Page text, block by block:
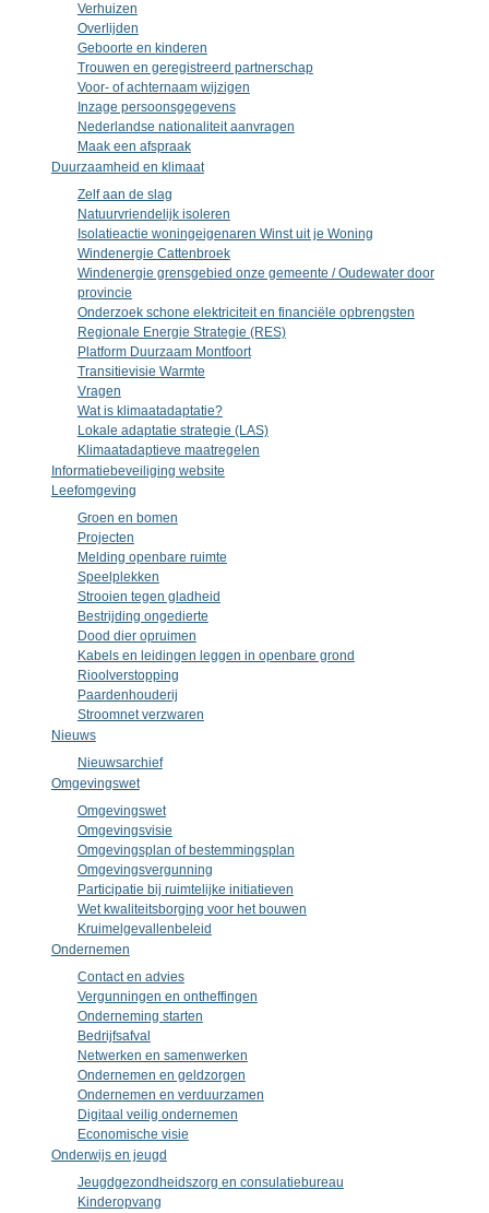
Verhuizen
Overlijden
Geboorte en kinderen
Trouwen en geregistreerd partnerschap
Voor- of achternaam wijzigen
Inzage persoonsgegevens
Nederlandse nationaliteit aanvragen
Maak een afspraak
Duurzaamheid en klimaat
Zelf aan de slag
Natuurvriendelijk isoleren
Isolatieactie woningeigenaren Winst uit je Woning
Windenergie Cattenbroek
Windenergie grensgebied onze gemeente / Oudewater door
provincie
Onderzoek schone elektriciteit en financiële opbrengsten
Regionale Energie Strategie (RES)
Platform Duurzaam Montfoort
Transitievisie Warmte
Vragen
Wat is klimaatadaptatie?
Lokale adaptatie strategie (LAS)
Klimaatadaptieve maatregelen
Informatiebeveiliging website
Leefomgeving
Groen en bomen
Projecten
Melding openbare ruimte
Speelplekken
Strooien tegen gladheid
Bestrijding ongedierte
Dood dier opruimen
Kabels en leidingen leggen in openbare grond
Rioolverstopping
Paardenhouderij
Stroomnet verzwaren
Nieuws
Nieuwsarchief
Omgevingswet
Omgevingswet
Omgevingsvisie
Omgevingsplan of bestemmingsplan
Omgevingsvergunning
Participatie bij ruimtelijke initiatieven
Wet kwaliteitsborging voor het bouwen
Kruimelgevallenbeleid
Ondernemen
Contact en advies
Vergunningen en ontheffingen
Onderneming starten
Bedrijfsafval
Netwerken en samenwerken
Ondernemen en geldzorgen
Ondernemen en verduurzamen
Digitaal veilig ondernemen
Economische visie
Onderwijs en jeugd
Jeugdgezondheidszorg en consulatiebureau
Kinderopvang